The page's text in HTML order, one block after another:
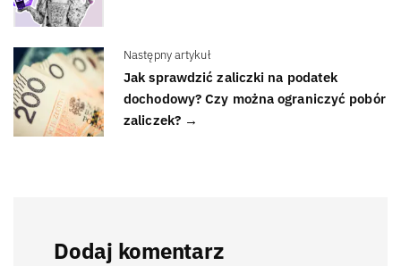
Następny artykuł
Jak sprawdzić zaliczki na podatek
dochodowy? Czy można ograniczyć pobór
zaliczek? →
Dodaj komentarz